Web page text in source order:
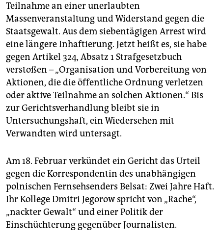
Teilnahme an einer unerlaubten
Massenveranstaltung und Widerstand gegen die
Staatsgewalt. Aus dem siebentägigen Arrest wird
eine längere Inhaftierung. Jetzt heißt es, sie habe
gegen Artikel 324, Absatz 1 Strafgesetzbuch
verstoßen – „Organisation und Vorbereitung von
Aktionen, die die öffentliche Ordnung verletzen
oder aktive Teilnahme an solchen Aktionen.“ Bis
zur Gerichtsverhandlung bleibt sie in
Untersuchungshaft, ein Wiedersehen mit
Verwandten wird untersagt.
Am 18. Februar verkündet ein Gericht das Urteil
gegen die Korrespondentin des unabhängigen
polnischen Fernsehsenders Belsat: Zwei Jahre Haft.
Ihr Kollege Dmitri Jegorow spricht von „Rache“,
„nackter Gewalt“ und einer Politik der
Einschüchterung gegenüber Journalisten.